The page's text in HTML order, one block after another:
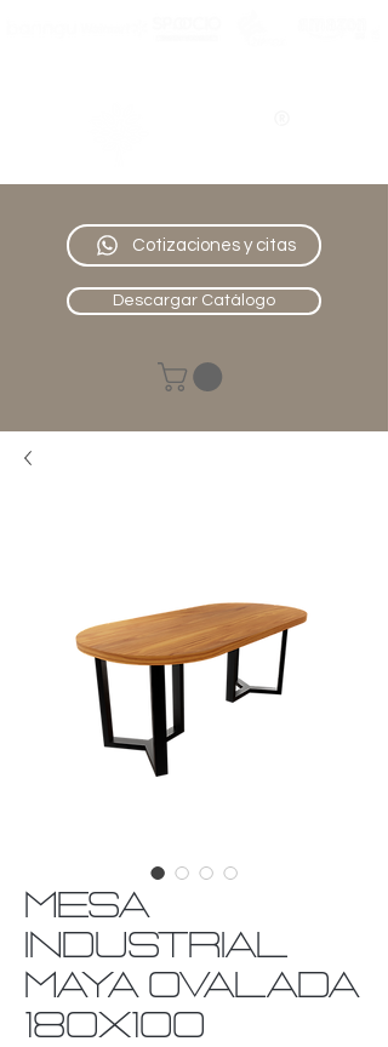
Cotizaciones y citas
Descargar Catálogo
MESA
INDUSTRIAL
MAYA OVALADA
180X100